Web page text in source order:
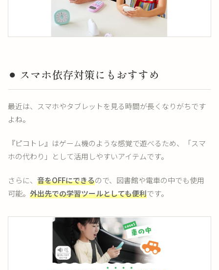
⚫︎ スマホ依存対策にもおすすめ
最近は、スマホやタブレットを見る時間が長くなりがちです
よね。
『ピコトレ』はゲーム機のような感覚で遊べるため、「スマ
ホの代わり」として活用しやすいアイテムです。
さらに、 音をOFFにできるので、図書館や電車の中でも使用
可能。 外出先での学習ツールとしても便利です。